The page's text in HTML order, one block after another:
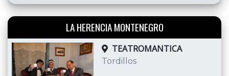
LA HERENCIA MONTENEGRO
TEATROMANTICA
Tordillos